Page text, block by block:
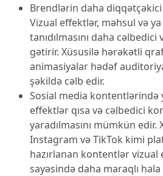
Brendlərin daha
Vizual effektlər, məhsul və
tanıdılmasını daha cəlbedici
gətirir. Xüsusilə hərəkətli
animasiyalar hədəf
şəkildə cəlb edir.
Sosial media kontentlərində
effektlər qısa və cəlbedici
yaradılmasını mümkün edir.
Instagram və TikTok kimi
hazırlanan kontentlər vizual
sayəsində daha maraqlı hala